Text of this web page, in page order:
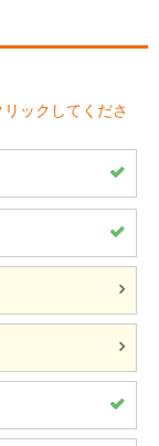
ックしてくださ